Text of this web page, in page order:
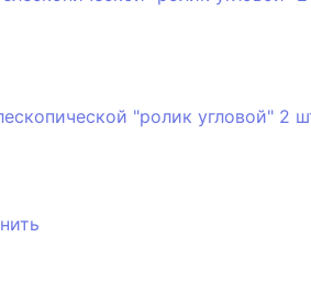
"ролик угловой" 2